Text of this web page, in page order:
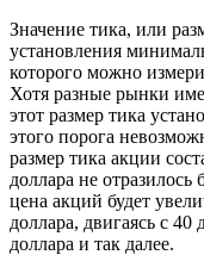
Значение тика, или
установления
которого можно
Хотя разные рынки
этот размер тика
этого порога
размер тика акции
доллара не
цена акций будет
доллара, двигаясь с 40
доллара и так далее.